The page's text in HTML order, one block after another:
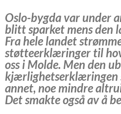
Oslo-bygda var under
blitt sparket mens den
Fra hele landet
støtteerklæringer til
oss i Molde. Men den
kjærlighetserklæringen
annet, noe mindre
Det smakte også av å